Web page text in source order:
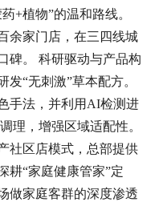
+植物”的温和路线。
余家门店，在三四线城
碑。 科研驱动与产品构
“无刺激”草本配方。
手法，并利用AI检测进
理，增强区域适配性。
社区店模式，总部提供
耕“家庭健康管家”定
做家庭客群的深度渗透